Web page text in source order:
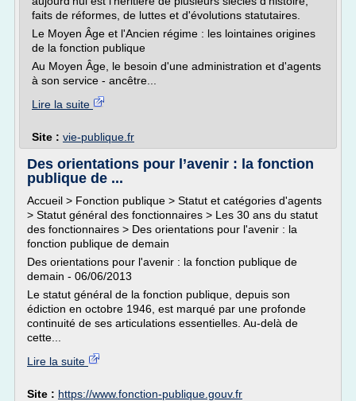
faits de réformes, de luttes et d'évolutions statutaires.
Le Moyen Âge et l'Ancien régime : les lointaines origines
de la fonction publique
Au Moyen Âge, le besoin d'une administration et d'agents
à son service - ancêtre...
Lire la suite
Site : vie-publique.fr
Des orientations pour l’avenir : la fonction
publique de ...
Accueil > Fonction publique > Statut et catégories d'agents
> Statut général des fonctionnaires > Les 30 ans du statut
des fonctionnaires > Des orientations pour l'avenir : la
fonction publique de demain
Des orientations pour l'avenir : la fonction publique de
demain - 06/06/2013
Le statut général de la fonction publique, depuis son
édiction en octobre 1946, est marqué par une profonde
continuité de ses articulations essentielles. Au-delà de
cette...
Lire la suite
Site : https://www.fonction-publique.gouv.fr